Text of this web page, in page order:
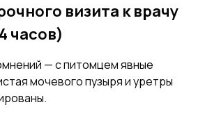
визита к врачу
часов)
— с питомцем явные
мочевого пузыря и уретры